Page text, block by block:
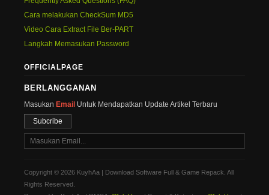
Cara melakukan CheckSum MD5
Video Cara Extract File Ber-PART
Langkah Memasukan Password
OFFICIALPAGE
BERLANGGANAN
Masukan Email Untuk Mendapatkan Update Artikel Terbaru
Subcribe
Copyright © 2026 KuyhAa | Download Software Full & Game Repack. All
Rights Reserved.